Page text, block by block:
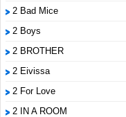
2 Bad Mice
2 Boys
2 BROTHER
2 Eivissa
2 For Love
2 IN A ROOM